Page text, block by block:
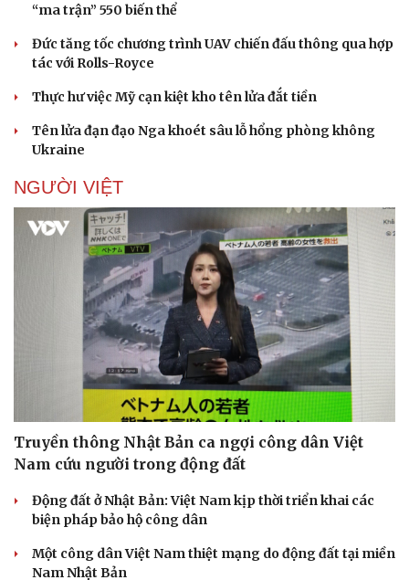
Doanh nghiệp
Thông tin doanh nghiệp
Doanh nghiệp 24h
Vì cộng đồng
Công nghệ
Sành điệu
Tin Công nghệ
Trải nghiệm
Chuyển đổi số
“ma trận” 550 biến thể
Đức tăng tốc chương trình UAV chiến đấu thông qua hợp
tác với Rolls-Royce
Thực hư việc Mỹ cạn kiệt kho tên lửa đắt tiền
Tên lửa đạn đạo Nga khoét sâu lỗ hổng phòng không
Ukraine
NGƯỜI VIỆT
Truyền thông Nhật Bản ca ngợi công dân Việt
Nam cứu người trong động đất
Động đất ở Nhật Bản: Việt Nam kịp thời triển khai các
biện pháp bảo hộ công dân
Một công dân Việt Nam thiệt mạng do động đất tại miền
Nam Nhật Bản